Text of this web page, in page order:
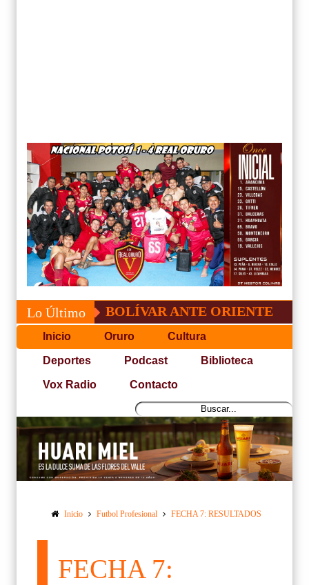
Lo Último
DE BOLÍVAR ANTE ORIENTE
Inicio Oruro Cultura
Deportes Podcast Biblioteca
Vox Radio Contacto
Inicio Futbol Profesional FECHA 7: RESULTADOS
FECHA 7: